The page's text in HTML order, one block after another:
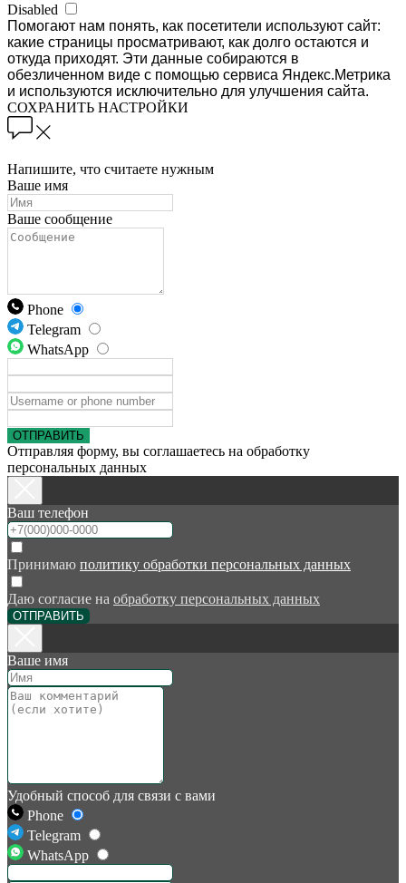
Disabled
Помогают нам понять, как посетители используют сайт:
какие страницы просматривают, как долго остаются и
откуда приходят. Эти данные собираются в
обезличенном виде с помощью сервиса Яндекс.Метрика
и используются исключительно для улучшения сайта.
СОХРАНИТЬ НАСТРОЙКИ
Напишите, что считаете нужным
Ваше имя
Ваше сообщение
Phone
Telegram
WhatsApp
ОТПРАВИТЬ
Отправляя форму, вы соглашаетесь на обработку
персональных данных
Ваш телефон
Принимаю политику обработки персональных данных
Даю согласие на обработку персональных данных
ОТПРАВИТЬ
Ваше имя
Удобный способ для связи с вами
Phone
Telegram
WhatsApp